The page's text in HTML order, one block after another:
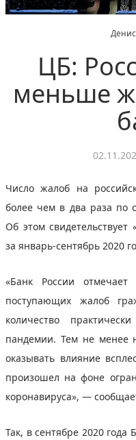
ЦБ:
меньше
Число жалоб на
более чем в два раза по
Об этом
за январь-сентябрь 2020
«Банк России
поступающих жалоб
количество
пандемии. Тем не менее
оказывать влияние
произошел на фоне
коронавируса», —
Так, в сентябре 2020 года